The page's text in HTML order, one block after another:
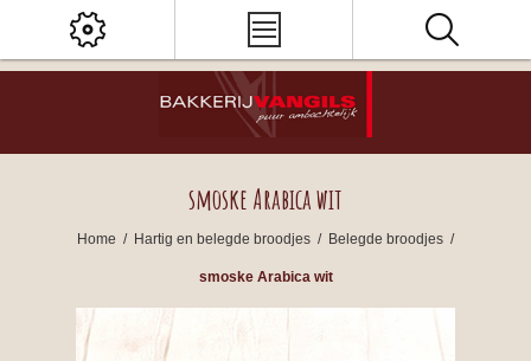
smoske Arabica wit
Home / Hartig en belegde broodjes / Belegde broodjes /
smoske Arabica wit